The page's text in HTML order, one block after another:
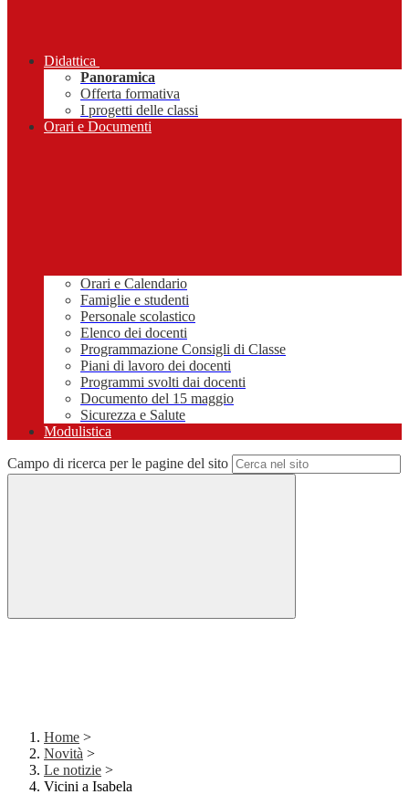
Didattica
Panoramica
Offerta formativa
I progetti delle classi
Orari e Documenti
Orari e Calendario
Famiglie e studenti
Personale scolastico
Elenco dei docenti
Programmazione Consigli di Classe
Piani di lavoro dei docenti
Programmi svolti dai docenti
Documento del 15 maggio
Sicurezza e Salute
Modulistica
Campo di ricerca per le pagine del sito
Home >
Novità >
Le notizie >
Vicini a Isabela